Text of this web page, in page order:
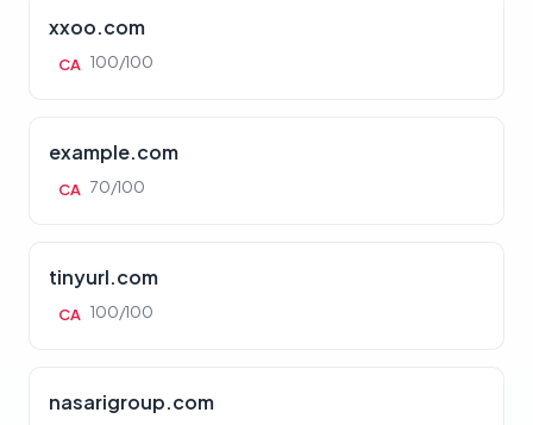
xxoo.com
CA 100/100
example.com
CA 70/100
tinyurl.com
CA 100/100
nasarigroup.com